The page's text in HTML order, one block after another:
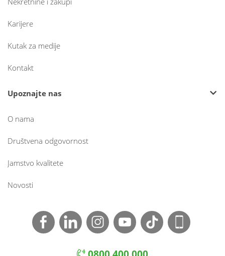
Karijere
Kutak za medije
Kontakt
Upoznajte nas
O nama
Društvena odgovornost
Jamstvo kvalitete
Novosti